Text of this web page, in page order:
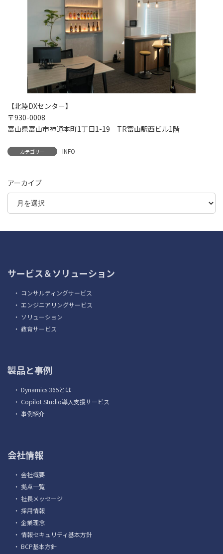
【北陸DXセンター】
〒930-0008
富山県富山市神通本町1丁目1-19 TR富山駅西ビル1階
カテゴリー INFO
アーカイブ
サービス＆ソリューション
・ コンサルティングサービス
・ エンジニアリングサービス
・ ソリューション
・ 教育サービス
製品と事例
・ Dynamics 365とは
・ Copilot Studio導入支援サービス
・ 事例紹介
会社情報
・ 会社概要
・ 拠点一覧
・ 社長メッセージ
・ 採用情報
・ 企業理念
・ 情報セキュリティ基本方針
・ BCP基本方針